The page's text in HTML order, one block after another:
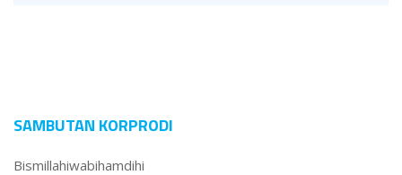
SAMBUTAN KORPRODI
Bismillahiwabihamdihi